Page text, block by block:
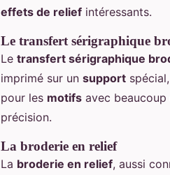
effets de relief intéressants.
Le transfert sérigraphique
Le transfert sérigraphique
imprimé sur un support
pour les motifs avec beaucoup
précision.
La broderie en relief
La broderie en relief, aussi